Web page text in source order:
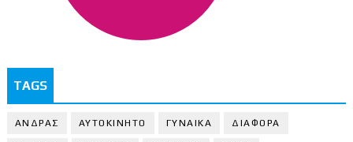
TAGS
ΑΝΔΡΑΣ ΑΥΤΟΚΙΝΗΤΟ ΓΥΝΑΙΚΑ ΔΙΑΦΟΡΑ